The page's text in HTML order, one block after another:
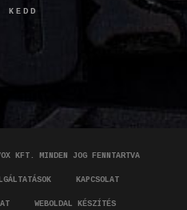
KFT. MINDEN JOG FENNTARTVA
KAPCSOLAT
WEBOLDAL KÉSZÍTÉS